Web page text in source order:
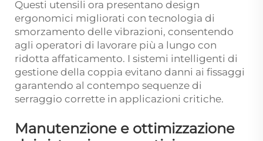
Questi utensili ora presentano design
ergonomici migliorati con tecnologia di
smorzamento delle vibrazioni, consentendo
agli operatori di lavorare più a lungo con
ridotta affaticamento. I sistemi intelligenti di
gestione della coppia evitano danni ai fissaggi
garantendo al contempo sequenze di
serraggio corrette in applicazioni critiche.
Manutenzione e ottimizzazione